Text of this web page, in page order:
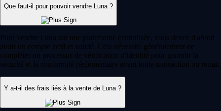
Que faut-il pour pouvoir vendre Luna ?
Pour vendre Luna sur une plateforme centralisée, vous devez d'abord
avoir un compte actif et validé. Cela nécessite généralement de
compléter un processus de vérification d'identité pour garantir la
sécurité et la conformité réglementaire avant toute transaction ou retrait.
Y a-t-il des frais liés à la vente de Luna ?